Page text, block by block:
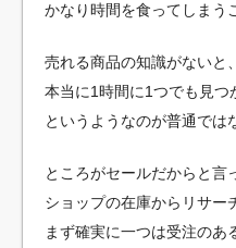
かなり時間を食ってしまう
売れる商品の知識がないと、
本当に1時間に1つでも見つ
というようなのが普通では
ところがセールだからと言
ショップの在庫からリサー
まず確実に一つは受注のあ